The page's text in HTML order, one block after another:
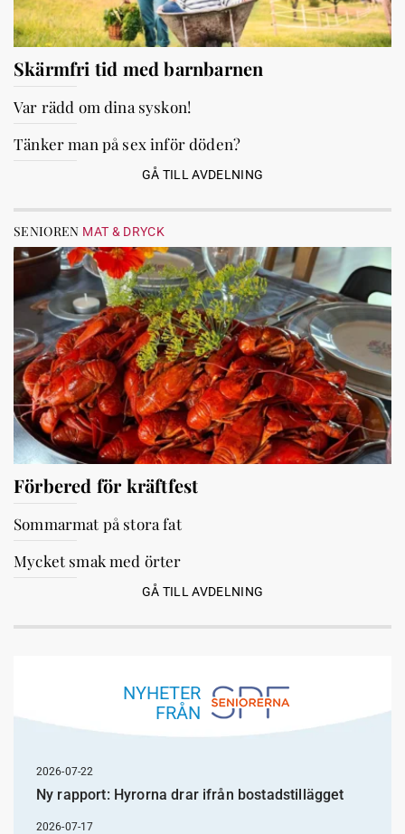
Skärmfri tid med barnbarnen
Var rädd om dina syskon!
Tänker man på sex inför döden?
GÅ TILL AVDELNING
SENIOREN MAT & DRYCK
Förbered för kräftfest
Sommarmat på stora fat
Mycket smak med örter
GÅ TILL AVDELNING
NYHETER
FRÅN
2026-07-22
Ny rapport: Hyrorna drar ifrån bostadstillägget
2026-07-17